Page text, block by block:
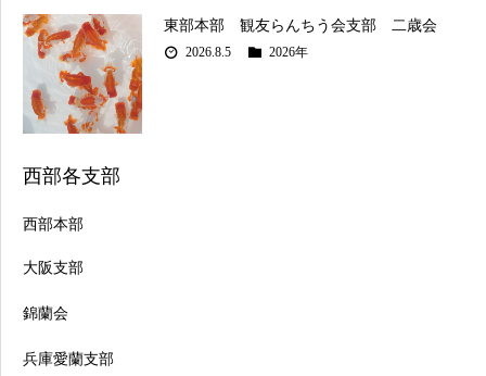
東部本部 観友らんちう会支部 二歳会
2026.8.5 2026年
西部各支部
西部本部
大阪支部
錦蘭会
兵庫愛蘭支部